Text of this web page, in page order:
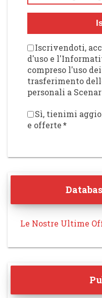
Iscrivendoti,
d'uso e
compreso l'uso
trasferimento
personali a
Sì, tienimi
e offerte*
Le Nostre Ultime